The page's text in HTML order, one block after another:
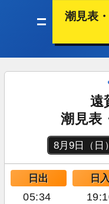
潮見表
遠
潮見表
日出 日入
05:34